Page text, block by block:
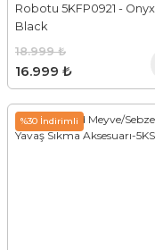
Robotu 5KFP0921 - Onyx
Black
16.999 ₺
18.999 ₺
%30 İndirimli